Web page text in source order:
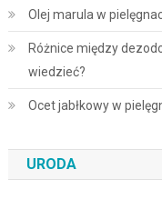
Olej marula w
Różnice między
wiedzieć?
Ocet jabłkowy w
URODA